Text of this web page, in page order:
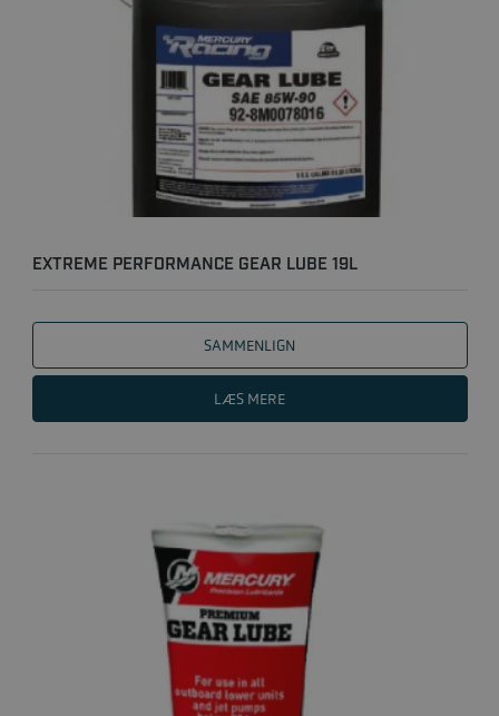
EXTREME PERFORMANCE GEAR LUBE 19L
SAMMENLIGN
LÆS MERE